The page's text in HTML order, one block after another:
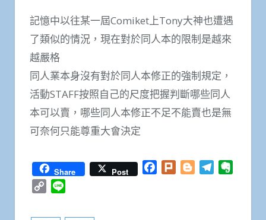
記憶中以往某一屆Comiket上Tony大神也遭遇
了類似的情況，現在對於同人本的限制是越來
越嚴格
同人業本身沒有對於同人本修正的強制規定，
活動STAFF按照自己的尺度把握判斷哪些同人
本可以賣，哪些同人本修正不足不能賣也是無
可奈何只能尊重大會決定
Share Post Facebook
Plurk BloggerTelegram
Copy